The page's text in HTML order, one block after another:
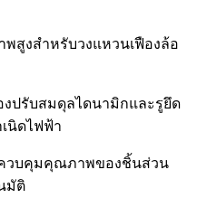
สูงสำหรับวงแหวนเฟืองล้อ
ปรับสมดุลไดนามิกและรูยึด
นิดไฟฟ้า
ควบคุมคุณภาพของชิ้นส่วน
มัติ